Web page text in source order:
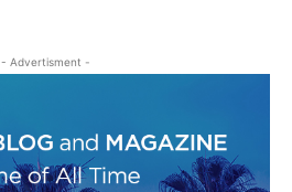
- Advertisment -